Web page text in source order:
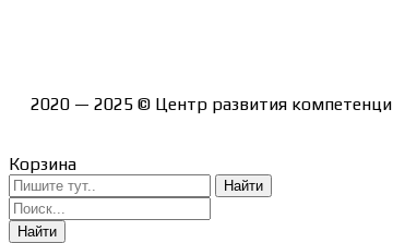
2020 — 2025 © Центр развития
Корзина